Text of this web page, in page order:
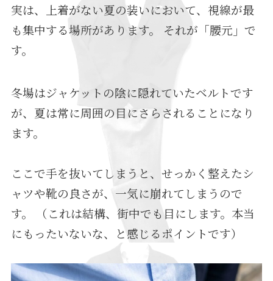
実は、上着がない夏の装いにおいて、視線が最
も集中する場所があります。 それが「腰元」で
す。
冬場はジャケットの陰に隠れていたベルトです
が、夏は常に周囲の目にさらされることになり
ます。
ここで手を抜いてしまうと、せっかく整えたシ
ャツや靴の良さが、一気に崩れてしまうので
す。 （これは結構、街中でも目にします。本当
にもったいないな、と感じるポイントです）